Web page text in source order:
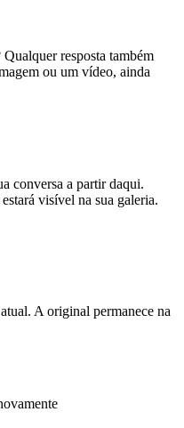
resposta também
ou um vídeo, ainda
conversa a partir daqui.
visível na sua galeria.
A original permanece na